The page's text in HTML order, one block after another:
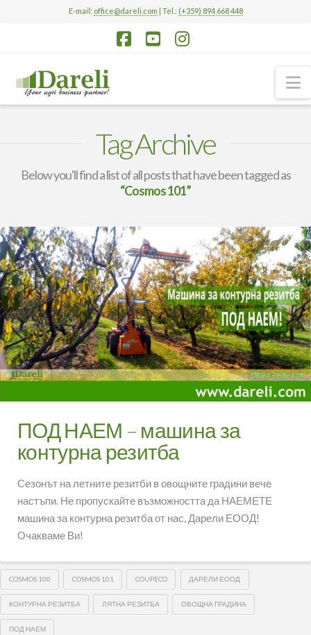
E-mail: office@dareli.com | Tel.: (+359) 894 668 448
Tag Archive
Below you'll find a list of all posts that have been tagged as
“Cosmos 101”
ПОД НАЕМ – машина за
контурна резитба
Сезонът на летните резитби в овощните градини вече
настъпи. Не пропускайте възможността да НАЕМЕТЕ
машина за контурна резитба от нас, Дарели ЕООД!
Очакваме Ви!
COSMOS 100 COSMOS 101 COUPECO ДАРЕЛИ ЕООД
КОНТУРНА РЕЗИТБА ЛЯТНА РЕЗИТБА ОВОЩНА ГРАДИНА
ПОД НАЕМ